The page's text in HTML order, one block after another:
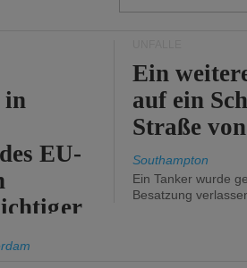
in
EU-
Ein
auf ein
Straße
Southampton
Ein Tanker wurde
Besatzung